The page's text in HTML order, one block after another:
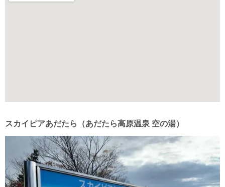
スカイピアあだたら（あだたら高原温泉 空の湯）